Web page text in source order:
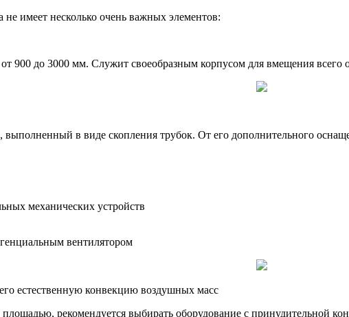
имеет несколько очень важных элементов:
900 до 3000 мм. Служит своеобразным корпусом для вмещения всего
в виде скопления трубок. От его дополнительного
механических устройств
вентилятором
естественную конвекцию воздушных масс
рекомендуется выбирать оборудование с принудительной